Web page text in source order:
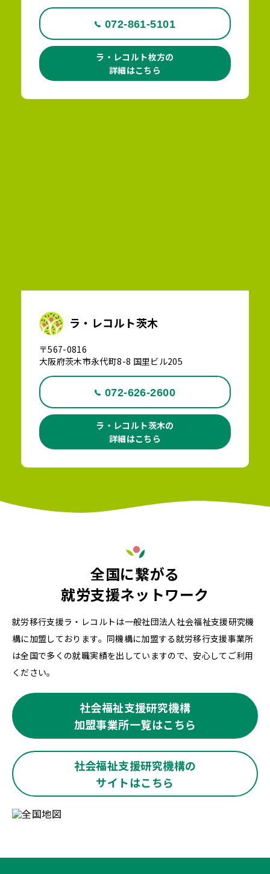
072-861-5101
ラ・レコルト枚方の
詳細はこちら
ラ・レコルト茨木
〒567-0816
大阪府茨木市永代町8-8 国里ビル205
072-626-2600
ラ・レコルト茨木の
詳細はこちら
全国に繋がる
就労支援ネットワーク
就労移行支援ラ・レコルトは一般社団法人社会福祉支援研究機
構に加盟しております。同機構に加盟する就労移行支援事業所
は全国で多くの就職実績を出していますので、安心してご利用
ください。
社会福祉支援研究機構
加盟事業所一覧はこちら
社会福祉支援研究機構の
サイトはこちら